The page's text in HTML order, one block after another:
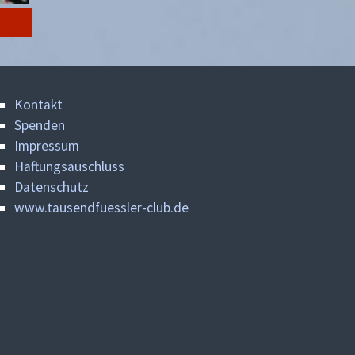
Kontakt
Spenden
Impressum
Haftungsauschluss
Datenschutz
www.tausendfuessler-club.de